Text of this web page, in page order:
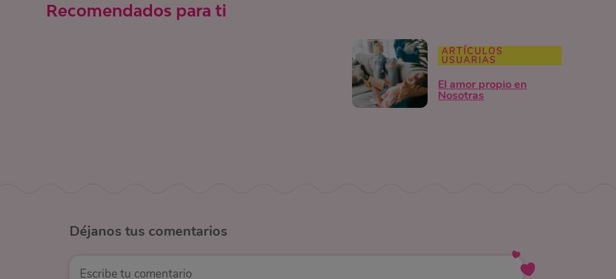
Recomendados para ti
ARTÍCULOS
USUARIAS
El amor propio en
Nosotras
Déjanos tus comentarios